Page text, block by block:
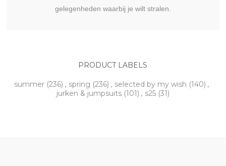
gelegenheden waarbij je wilt stralen.
PRODUCT LABELS
summer (236) , spring (236) , selected by my wish (140) ,
jurken & jumpsuits (101) , s25 (31)